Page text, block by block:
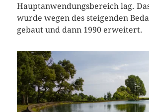
Hauptanwendungsbereich lag.
wurde wegen des steigenden
gebaut und dann 1990 erweitert.